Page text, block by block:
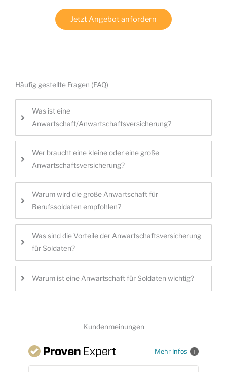
Jetzt Angebot anfordern
Häufig gestellte Fragen (FAQ)
Was ist eine
Anwartschaft/Anwartschaftsversicherung?
Wer braucht eine kleine oder eine große
Anwartschaftsversicherung?
Warum wird die große Anwartschaft für
Berufssoldaten empfohlen?
Was sind die Vorteile der Anwartschaftsversicherung
für Soldaten?
Warum ist eine Anwartschaft für Soldaten wichtig?
Kundenmeinungen
Mehr Infos